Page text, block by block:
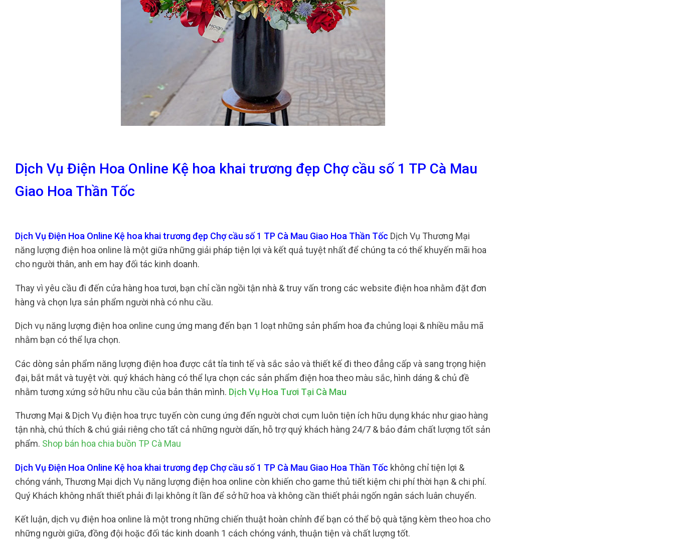
Dịch Vụ Điện Hoa Online Kệ hoa khai trương đẹp Chợ cầu số 1 TP Cà Mau
Giao Hoa Thần Tốc
Dịch Vụ Điện Hoa Online Kệ hoa khai trương đẹp Chợ cầu số 1 TP Cà Mau Giao Hoa Thần Tốc Dịch Vụ Thương Mại
năng lượng điện hoa online là một giữa những giải pháp tiện lợi và kết quả tuyệt nhất để chúng ta có thể khuyến mãi hoa
cho người thân, anh em hay đối tác kinh doanh.
Thay vì yêu cầu đi đến cửa hàng hoa tươi, bạn chỉ cần ngồi tận nhà & truy vấn trong các website điện hoa nhằm đặt đơn
hàng và chọn lựa sản phẩm người nhà có nhu cầu.
Dịch vụ năng lượng điện hoa online cung ứng mang đến bạn 1 loạt những sản phẩm hoa đa chủng loại & nhiều mẫu mã
nhằm bạn có thể lựa chọn.
Các dòng sản phẩm năng lượng điện hoa được cắt tỉa tinh tế và sắc sảo và thiết kế đi theo đẳng cấp và sang trọng hiện
đại, bắt mắt và tuyệt vời. quý khách hàng có thể lựa chọn các sản phẩm điện hoa theo màu sắc, hình dáng & chủ đề
nhằm tương xứng sở hữu nhu cầu của bản thân mình. Dịch Vụ Hoa Tươi Tại Cà Mau
Thương Mại & Dịch Vụ điện hoa trực tuyến còn cung ứng đến người chơi cụm luôn tiện ích hữu dụng khác như giao hàng
tận nhà, chú thích & chú giải riêng cho tất cả những người dấn, hỗ trợ quý khách hàng 24/7 & bảo đảm chất lượng tốt sản
phẩm. Shop bán hoa chia buồn TP Cà Mau
Dịch Vụ Điện Hoa Online Kệ hoa khai trương đẹp Chợ cầu số 1 TP Cà Mau Giao Hoa Thần Tốc không chỉ tiện lợi &
chóng vánh, Thương Mại dịch Vụ năng lượng điện hoa online còn khiến cho game thủ tiết kiệm chi phí thời hạn & chi phí.
Quý Khách không nhất thiết phải đi lại không ít lần để sở hữ hoa và không cần thiết phải ngốn ngân sách luân chuyển.
Kết luận, dịch vụ điện hoa online là một trong những chiến thuật hoàn chỉnh để bạn có thể bộ quà tặng kèm theo hoa cho
những người giữa, đồng đội hoặc đối tác kinh doanh 1 cách chóng vánh, thuận tiện và chất lượng tốt.